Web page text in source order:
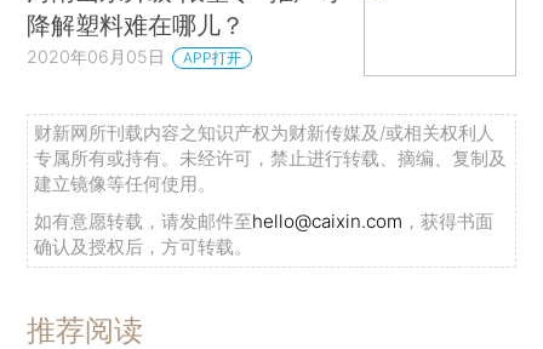
降解塑料难在哪儿？
2020年06月05日 APP打开
财新网所刊载内容之知识产权为财新传媒及/或相关权利人
专属所有或持有。未经许可，禁止进行转载、摘编、复制及
建立镜像等任何使用。
如有意愿转载，请发邮件至hello@caixin.com ，获得书面
确认及授权后，方可转载。
推荐阅读